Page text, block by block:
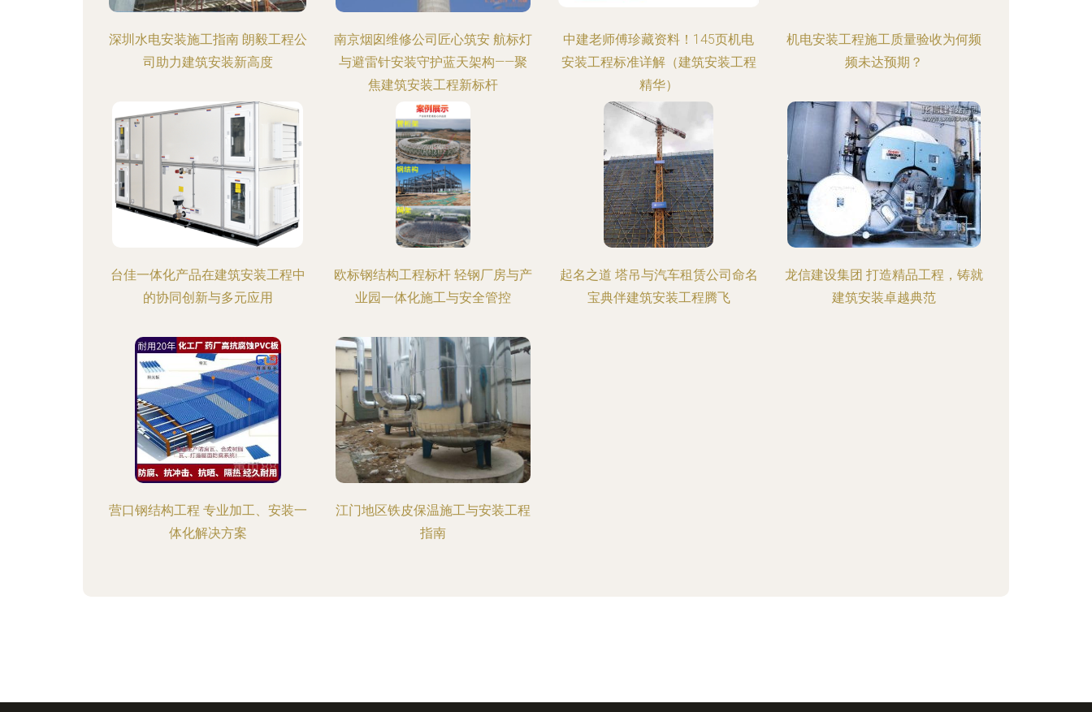
深圳水电安装施工指南 朗毅工程公
司助力建筑安装新高度
南京烟囱维修公司匠心筑安 航标灯
与避雷针安装守护蓝天架构——聚
焦建筑安装工程新标杆
中建老师傅珍藏资料！145页机电
安装工程标准详解（建筑安装工程
精华）
机电安装工程施工质量验收为何频
频未达预期？
台佳一体化产品在建筑安装工程中
的协同创新与多元应用
欧标钢结构工程标杆 轻钢厂房与产
业园一体化施工与安全管控
起名之道 塔吊与汽车租赁公司命名
宝典伴建筑安装工程腾飞
龙信建设集团 打造精品工程，铸就
建筑安装卓越典范
营口钢结构工程 专业加工、安装一
体化解决方案
江门地区铁皮保温施工与安装工程
指南